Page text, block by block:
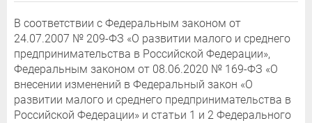
В соответствии с Федеральным законом от
24.07.2007 № 209-ФЗ «О развитии малого и среднего
предпринимательства в Российской Федерации»,
Федеральным законом от 08.06.2020 № 169-ФЗ «О
внесении изменений в Федеральный закон «О
развитии малого и среднего предпринимательства в
Российской Федерации» и статьи 1 и 2 Федерального